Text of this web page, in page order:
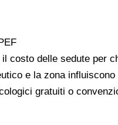
costo delle sedute per
e la zona
gratuiti o